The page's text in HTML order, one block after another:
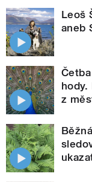
Leoš
aneb
z